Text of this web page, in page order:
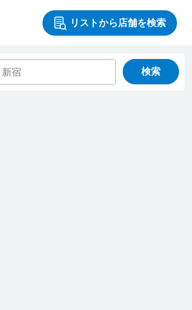
リストから店舗を検索
検索